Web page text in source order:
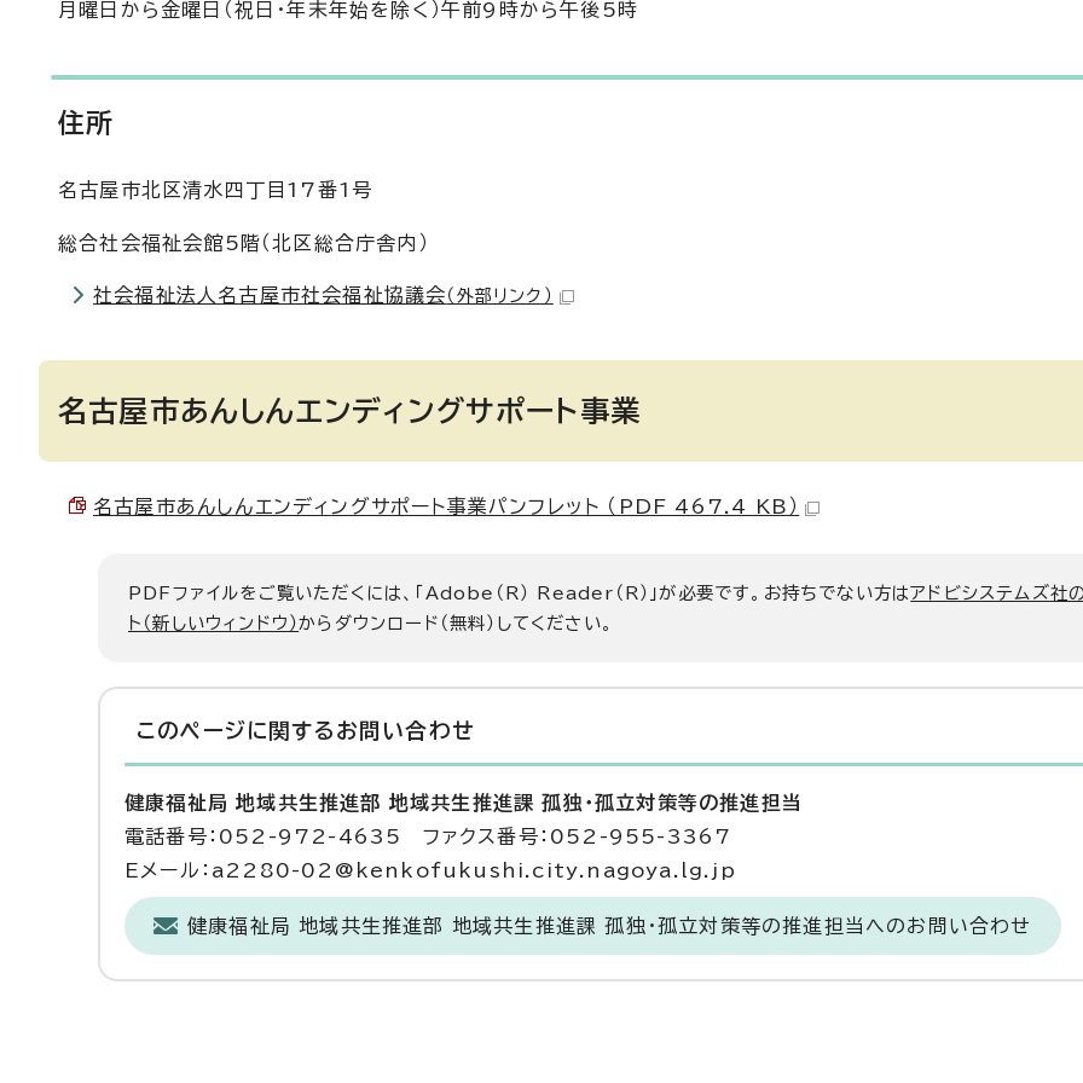
月曜日から金曜日（祝日・年末年始を除く）午前9時から午後5時
住所
名古屋市北区清水四丁目17番1号
総合社会福祉会館5階（北区総合庁舎内）
社会福祉法人名古屋市社会福祉協議会 （外部リンク）
名古屋市あんしんエンディングサポート事業
名古屋市あんしんエンディングサポート事業パンフレット （PDF 467.4 KB）
PDFファイルをご覧いただくには、「Adobe（R） Reader（R）」が必要です。お持ちでない方はアドビシステムズ社
ト（新しいウィンドウ）からダウンロード（無料）してください。
このページに関する お問い合わせ
健康福祉局 地域共生推進部 地域共生推進課 孤独・孤立対策等の推進担当
電話番号：052-972-4635 ファクス番号：052-955-3367
Eメール：a2280-02@kenkofukushi.city.nagoya.lg.jp
健康福祉局 地域共生推進部 地域共生推進課 孤独・孤立対策等の推進担当へのお問い合わせ